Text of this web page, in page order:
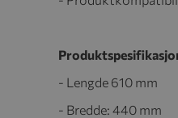
- Lengde 610 mm
- Bredde: 440 mm